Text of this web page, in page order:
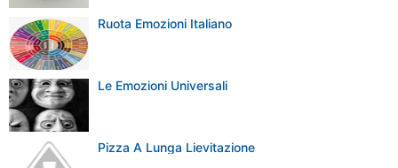
Ruota Emozioni Italiano
Le Emozioni Universali
Pizza A Lunga Lievitazione